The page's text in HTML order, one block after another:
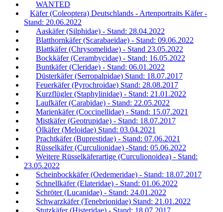
WANTED
Käfer (Coleoptera) Deutschlands - Artenportraits Käfer -
Stand: 20.06.2022
Aaskäfer (Silphidae) - Stand: 28.04.2022
Blatthornkäfer (Scarabaeidae) - Stand: 09.06.2022
Blattkäfer (Chrysomelidae) - Stand 23.05.2022
Bockkäfer (Cerambycidae) - Stand: 16.05.2022
Buntkäfer (Cleridae) - Stand: 06.01.2022
Düsterkäfer (Serropalpidae) Stand: 18.07.2017
Feuerkäfer (Pyrochroidae) Stand: 28.08.2017
Kurzflügler (Staphylinidae) - Stand: 21.01.2022
Laufkäfer (Carabidae) - Stand: 22.05.2022
Marienkäfer (Coccinellidae) - Stand: 15.07.2021
Mistkäfer (Geotrupidae) - Stand: 18.07.2017
Ölkäfer (Meloidae) Stand: 03.04.2021
Prachtkäfer (Buprestidae) - Stand: 07.06.2021
Rüsselkäfer (Curculionidae) -Stand: 05.06.2022
Weitere Rüsselkäferartige (Curculionoidea) - Stand:
23.05.2022
Scheinbockkäfer (Oedemeridae) - Stand: 18.07.2017
Schnellkäfer (Elateridae) - Stand: 01.06.2022
Schröter (Lucanidae) - Stand: 24.01.2022
Schwarzkäfer (Tenebrionidae) Stand: 21.01.2022
Stutzkäfer (Histeridae) - Stand: 18.07.2017